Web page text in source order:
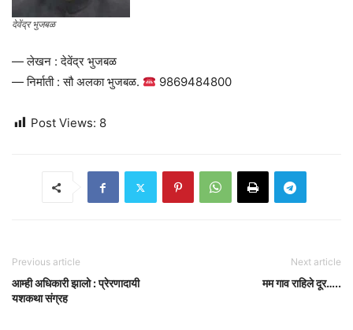
देवेंद्र भुजबळ
— लेखन : देवेंद्र भुजबळ
— निर्माती : सौ अलका भुजबळ.
9869484800
Post Views: 8
Previous article
आम्ही अधिकारी झालो : प्रेरणादायी
यशकथा संग्रह
Next article
मम गाव राहिले दूर…..